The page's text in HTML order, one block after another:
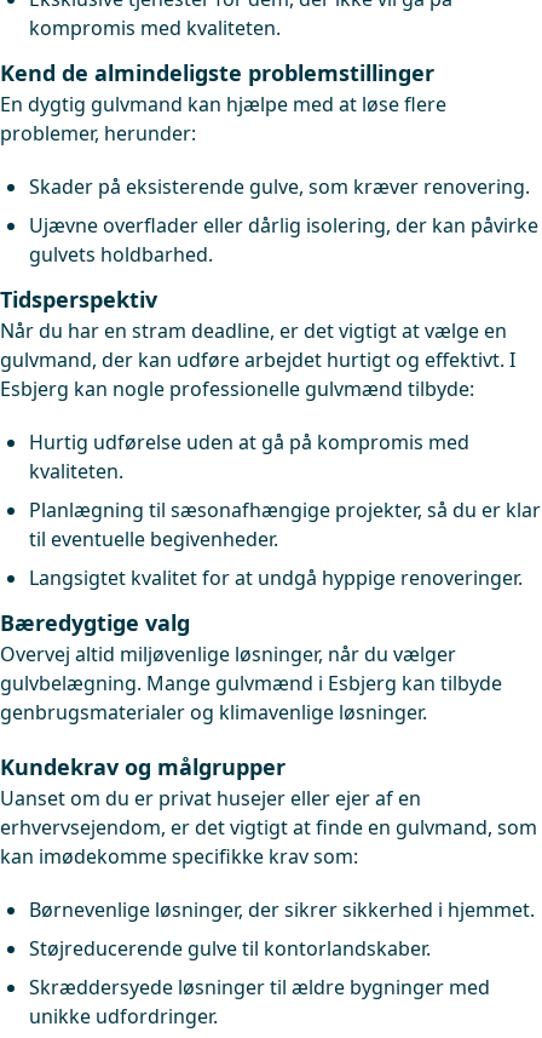
kompromis med kvaliteten.
Kend de almindeligste problemstillinger
En dygtig gulvmand kan hjælpe med at løse flere
problemer, herunder:
Skader på eksisterende gulve, som kræver renovering.
Ujævne overflader eller dårlig isolering, der kan påvirke
gulvets holdbarhed.
Tidsperspektiv
Når du har en stram deadline, er det vigtigt at vælge en
gulvmand, der kan udføre arbejdet hurtigt og effektivt. I
Esbjerg kan nogle professionelle gulvmænd tilbyde:
Hurtig udførelse uden at gå på kompromis med
kvaliteten.
Planlægning til sæsonafhængige projekter, så du er klar
til eventuelle begivenheder.
Langsigtet kvalitet for at undgå hyppige renoveringer.
Bæredygtige valg
Overvej altid miljøvenlige løsninger, når du vælger
gulvbelægning. Mange gulvmænd i Esbjerg kan tilbyde
genbrugsmaterialer og klimavenlige løsninger.
Kundekrav og målgrupper
Uanset om du er privat husejer eller ejer af en
erhvervsejendom, er det vigtigt at finde en gulvmand, som
kan imødekomme specifikke krav som:
Børnevenlige løsninger, der sikrer sikkerhed i hjemmet.
Støjreducerende gulve til kontorlandskaber.
Skræddersyede løsninger til ældre bygninger med
unikke udfordringer.